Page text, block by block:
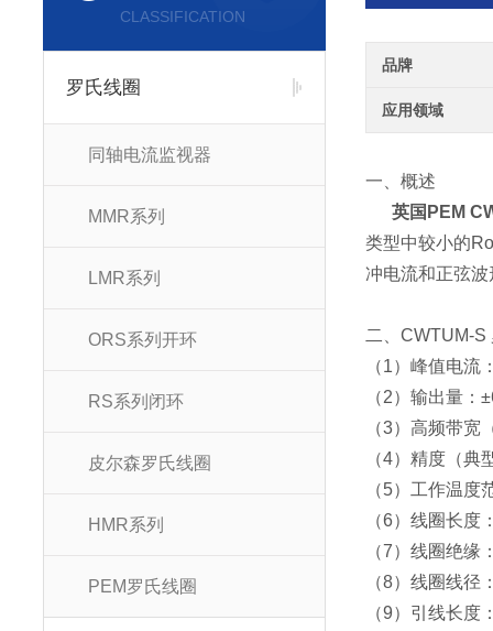
CLASSIFICATION
罗氏线圈
同轴电流监视器
MMR系列
LMR系列
ORS系列开环
RS系列闭环
皮尔森罗氏线圈
HMR系列
PEM罗氏线圈
品牌
应用领域
一、概述
英国PEM
类型中较小的
冲电流和正弦
二、CWTUM-S
（1）峰值电流
（2）输出量：
（3）高频带宽
（4）精度（
（5）工作温
（6）线圈长度
（7）线圈绝缘
（8）线圈线径
（9）引线长度